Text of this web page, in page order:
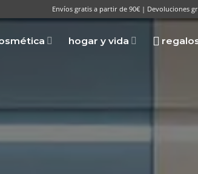
Envíos gratis a partir de 90€ | Devoluciones
hogar y vida